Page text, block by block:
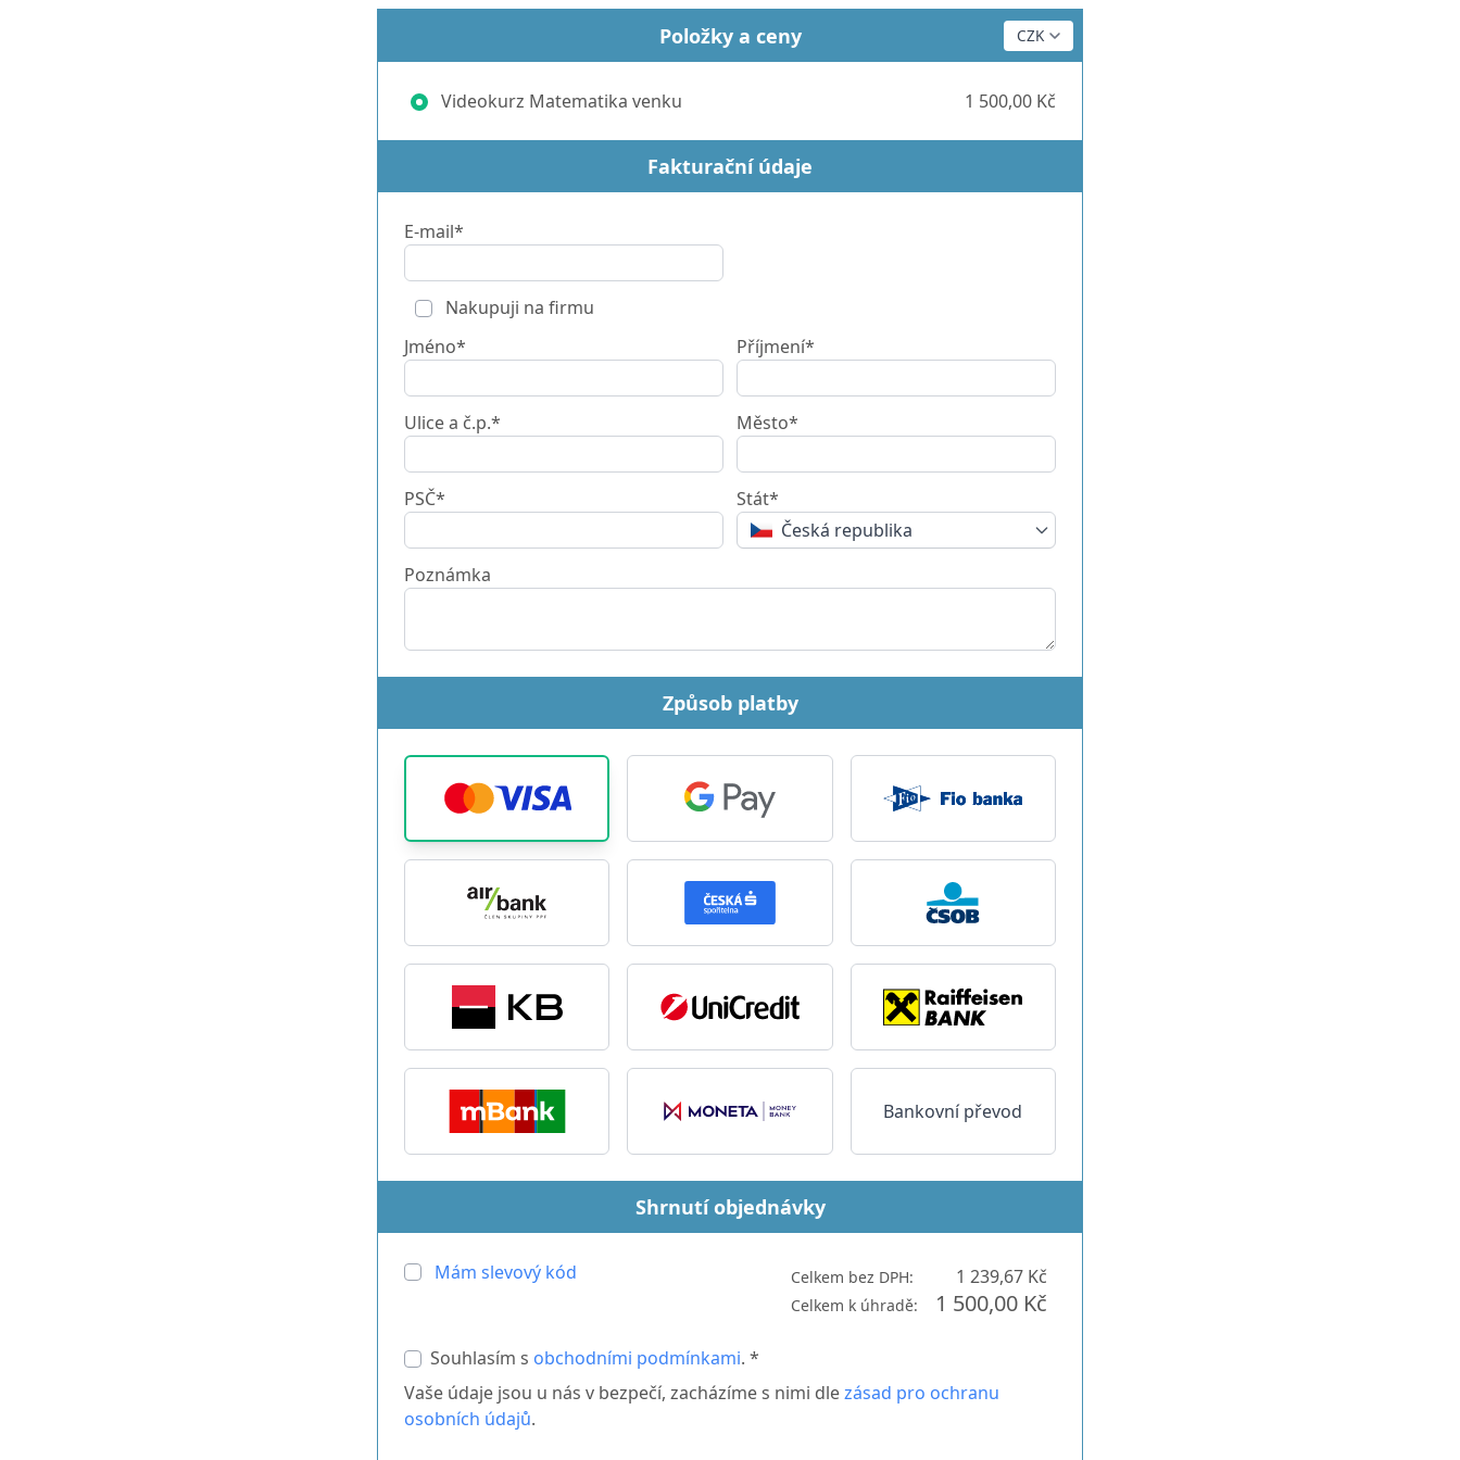
Položky a ceny
Videokurz Matematika venku 1 500,00 Kč
Fakturační údaje
E-mail*
Nakupuji na firmu
Jméno*
Příjmení*
Ulice a č.p.* Město*
PSČ*
Stát*
Česká republika
Poznámka
Způsob platby
Bankovní převod
Shrnutí objednávky
Mám slevový kód Celkem bez DPH: 1 239,67 Kč
Celkem k úhradě: 1 500,00 Kč
Souhlasím s obchodními podmínkami. *
Vaše údaje jsou u nás v bezpečí, zacházíme s nimi dlezásad pro ochranu
osobních údajů.